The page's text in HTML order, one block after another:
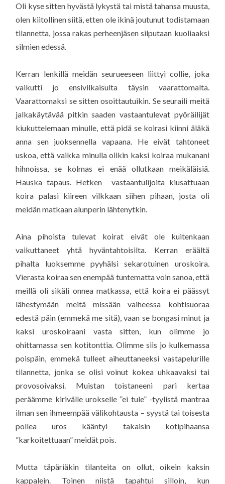
Oli kyse sitten hyvästä lykystä tai mistä tahansa muusta,
olen kiitollinen siitä, etten ole ikinä joutunut todistamaan
tilannetta, jossa rakas perheenjäsen silputaan kuoliaaksi
silmien edessä.
Kerran lenkillä meidän seurueeseen liittyi collie, joka
vaikutti jo ensivilkaisulta täysin vaarattomalta.
Vaarattomaksi se sitten osoittautuikin. Se seuraili meitä
jalkakäytävää pitkin saaden vastaantulevat pyöräilijät
kiukuttelemaan minulle, että pidä se koirasi kiinni äläkä
anna sen juoksennella vapaana. He eivät tahtoneet
uskoa, että vaikka minulla olikin kaksi koiraa mukanani
hihnoissa, se kolmas ei enää ollutkaan meikäläisiä.
Hauska tapaus. Hetken vastaantulijoita kiusattuaan
koira palasi kiireen vilkkaan siihen pihaan, josta oli
meidän matkaan alunperin lähtenytkin.
Aina pihoista tulevat koirat eivät ole kuitenkaan
vaikuttaneet yhtä hyväntahtoisilta. Kerran eräältä
pihalta luoksemme pyyhälsi sekarotuinen uroskoira.
Vierasta koiraa sen enempää tuntematta voin sanoa, että
meillä oli sikäli onnea matkassa, että koira ei päässyt
lähestymään meitä missään vaiheessa kohtisuoraa
edestä päin (emmekä me sitä), vaan se bongasi minut ja
kaksi uroskoiraani vasta sitten, kun olimme jo
ohittamassa sen kotitonttia. Olimme siis jo kulkemassa
poispäin, emmekä tulleet aiheuttaneeksi vastapelurille
tilannetta, jonka se olisi voinut kokea uhkaavaksi tai
provosoivaksi. Muistan toistaneeni pari kertaa
peräämme kirivälle urokselle ”ei tule” -tyylistä mantraa
ilman sen ihmeempää välikohtausta – syystä tai toisesta
pollea uros kääntyi takaisin kotipihaansa
”karkoitettuaan” meidät pois.
Mutta täpäriäkin tilanteita on ollut, oikein kaksin
kappalein. Toinen niistä tapahtui silloin, kun